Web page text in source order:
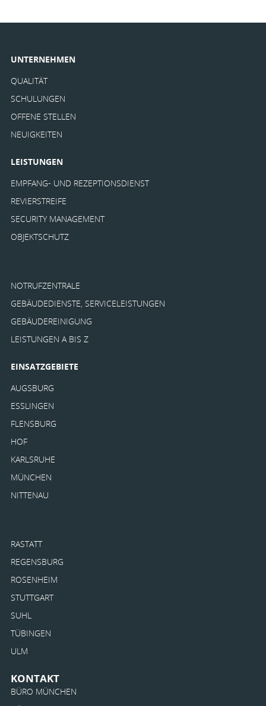
UNTERNEHMEN
QUALITÄT
SCHULUNGEN
OFFENE STELLEN
NEUIGKEITEN
LEISTUNGEN
EMPFANG- UND REZEPTIONSDIENST
REVIERSTREIFE
SECURITY MANAGEMENT
OBJEKTSCHUTZ
NOTRUFZENTRALE
GEBÄUDEDIENSTE, SERVICELEISTUNGEN
GEBÄUDEREINIGUNG
LEISTUNGEN A BIS Z
EINSATZGEBIETE
AUGSBURG
ESSLINGEN
FLENSBURG
HOF
KARLSRUHE
MÜNCHEN
NITTENAU
RASTATT
REGENSBURG
ROSENHEIM
STUTTGART
SUHL
TÜBINGEN
ULM
KONTAKT
BÜRO MÜNCHEN